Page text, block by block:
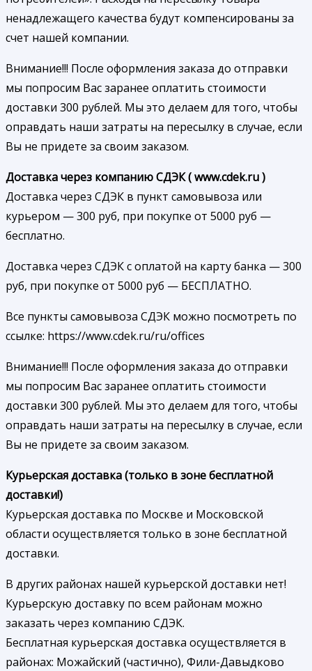
ненадлежащего качества будут компенсированы за
счет нашей компании.
Внимание!!! После оформления заказа до отправки
мы попросим Вас заранее оплатить стоимости
доставки 300 рублей. Мы это делаем для того, чтобы
оправдать наши затраты на пересылку в случае, если
Вы не придете за своим заказом.
Доставка через компанию СДЭК ( www.cdek.ru )
Доставка через СДЭК в пункт самовывоза или
курьером — 300 руб, при покупке от 5000 руб —
бесплатно.
Доставка через СДЭК с оплатой на карту банка — 300
руб, при покупке от 5000 руб — БЕСПЛАТНО.
Все пункты самовывоза СДЭК можно посмотреть по
ссылке: https://www.cdek.ru/ru/offices
Внимание!!! После оформления заказа до отправки
мы попросим Вас заранее оплатить стоимости
доставки 300 рублей. Мы это делаем для того, чтобы
оправдать наши затраты на пересылку в случае, если
Вы не придете за своим заказом.
Курьерская доставка (только в зоне бесплатной
доставки!)
Курьерская доставка по Москве и Московской
области осуществляется только в зоне бесплатной
доставки.
В других районах нашей курьерской доставки нет!
Курьерскую доставку по всем районам можно
заказать через компанию СДЭК.
Бесплатная курьерская доставка осуществляется в
районах: Можайский (частично), Фили-Давыдково